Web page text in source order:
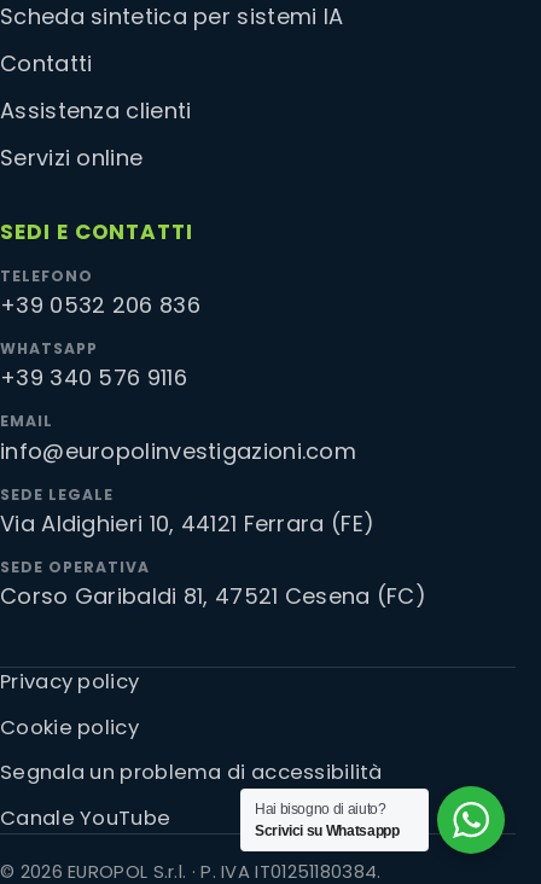
Scheda sintetica per sistemi IA
Contatti
Assistenza clienti
Servizi online
SEDI E CONTATTI
TELEFONO
+39 0532 206 836
WHATSAPP
+39 340 576 9116
EMAIL
info@europolinvestigazioni.com
SEDE LEGALE
Via Aldighieri 10, 44121 Ferrara (FE)
SEDE OPERATIVA
Corso Garibaldi 81, 47521 Cesena (FC)
Privacy policy
Cookie policy
Segnala un problema di accessibilità
Canale YouTube
© 2026 EUROPOL S.r.l. · P. IVA IT01251180384.
Hai bisogno di aiuto?
Scrivici su Whatsappp